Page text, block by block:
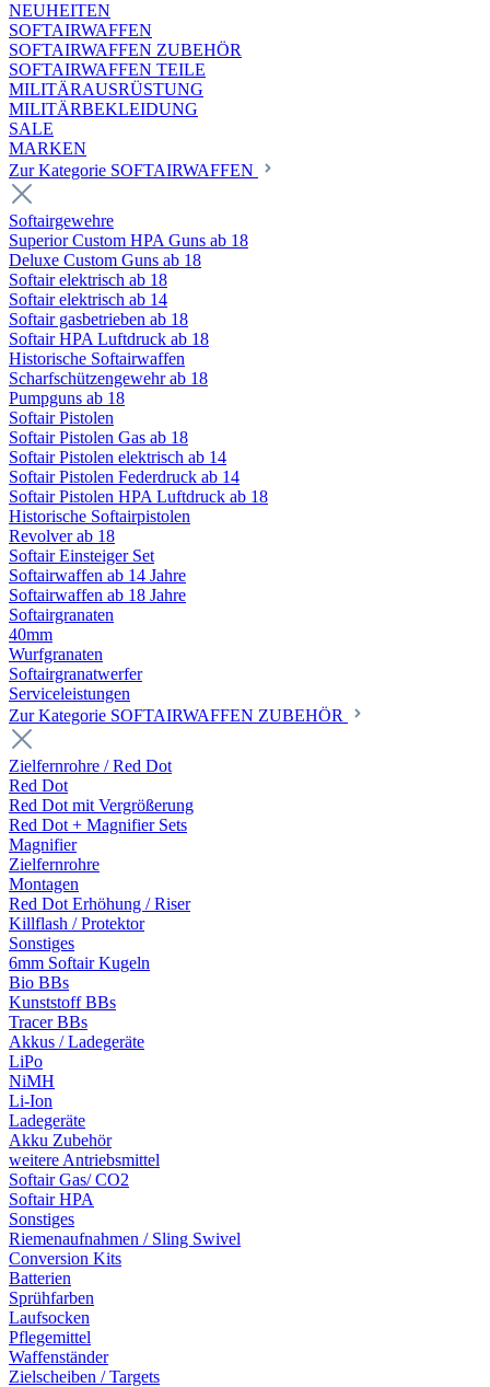
NEUHEITEN
SOFTAIRWAFFEN
SOFTAIRWAFFEN ZUBEHÖR
SOFTAIRWAFFEN TEILE
MILITÄRAUSRÜSTUNG
MILITÄRBEKLEIDUNG
SALE
MARKEN
Zur Kategorie SOFTAIRWAFFEN
Softairgewehre
Superior Custom HPA Guns ab 18
Deluxe Custom Guns ab 18
Softair elektrisch ab 18
Softair elektrisch ab 14
Softair gasbetrieben ab 18
Softair HPA Luftdruck ab 18
Historische Softairwaffen
Scharfschützengewehr ab 18
Pumpguns ab 18
Softair Pistolen
Softair Pistolen Gas ab 18
Softair Pistolen elektrisch ab 14
Softair Pistolen Federdruck ab 14
Softair Pistolen HPA Luftdruck ab 18
Historische Softairpistolen
Revolver ab 18
Softair Einsteiger Set
Softairwaffen ab 14 Jahre
Softairwaffen ab 18 Jahre
Softairgranaten
40mm
Wurfgranaten
Softairgranatwerfer
Serviceleistungen
Zur Kategorie SOFTAIRWAFFEN ZUBEHÖR
Zielfernrohre / Red Dot
Red Dot
Red Dot mit Vergrößerung
Red Dot + Magnifier Sets
Magnifier
Zielfernrohre
Montagen
Red Dot Erhöhung / Riser
Killflash / Protektor
Sonstiges
6mm Softair Kugeln
Bio BBs
Kunststoff BBs
Tracer BBs
Akkus / Ladegeräte
LiPo
NiMH
Li-Ion
Ladegeräte
Akku Zubehör
weitere Antriebsmittel
Softair Gas/ CO2
Softair HPA
Sonstiges
Riemenaufnahmen / Sling Swivel
Conversion Kits
Batterien
Sprühfarben
Laufsocken
Pflegemittel
Waffenständer
Zielscheiben / Targets